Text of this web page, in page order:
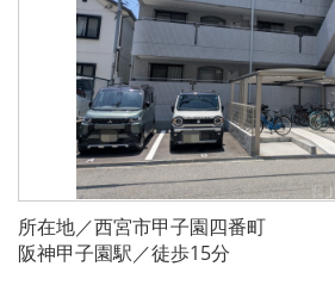
所在地／西宮市甲子園四番町
阪神甲子園駅／徒歩15分